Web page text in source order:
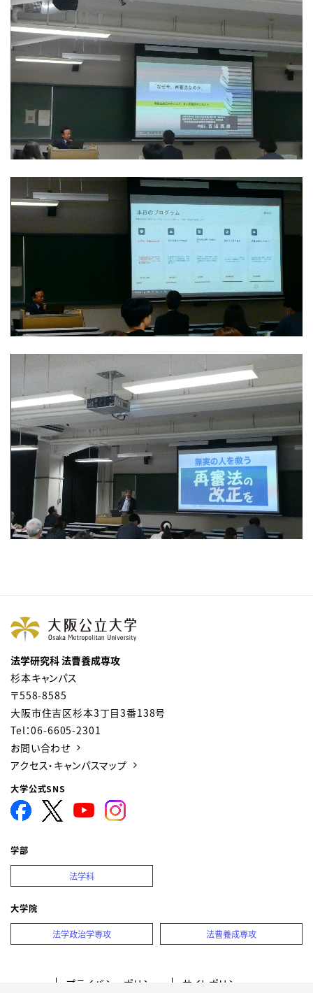
法学研究科 法曹養成専攻
杉本キャンパス
〒558-8585
大阪市住吉区杉本3丁目3番138号
Tel：06-6605-2301
お問い合わせ
アクセス・キャンパスマップ
大学公式SNS
学部
法学科
大学院
法学政治学専攻 法曹養成専攻
プライバシーポリシー サイトポリシー